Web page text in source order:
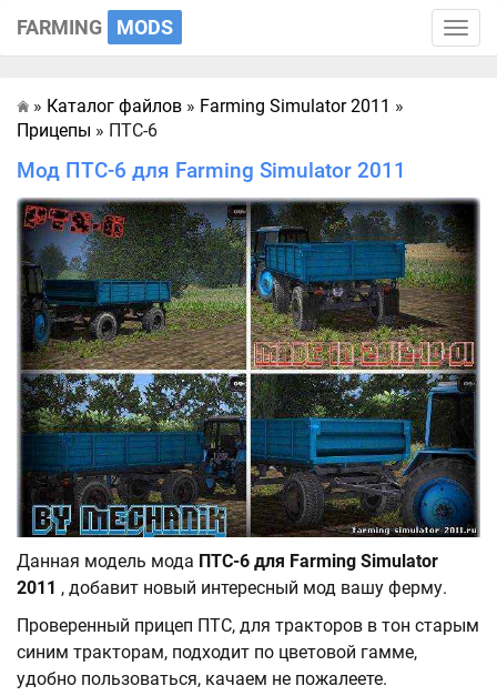
Toggle
FARMING MODS
Главная
» Каталог файлов » Farming Simulator 2011 »
Прицепы » ПТС-6
Мод ПТС-6 для Farming Simulator 2011
Данная модель мода ПТС-6 для Farming Simulator
2011 , добавит новый интересный мод вашу ферму.
Проверенный прицеп ПТС, для тракторов в тон старым
синим тракторам, подходит по цветовой гамме,
удобно пользоваться, качаем не пожалеете.